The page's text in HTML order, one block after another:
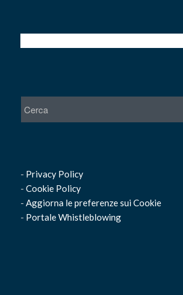
- Privacy Policy
- Cookie Policy
- Aggiorna le preferenze sui Cookie
- Portale Whistleblowing